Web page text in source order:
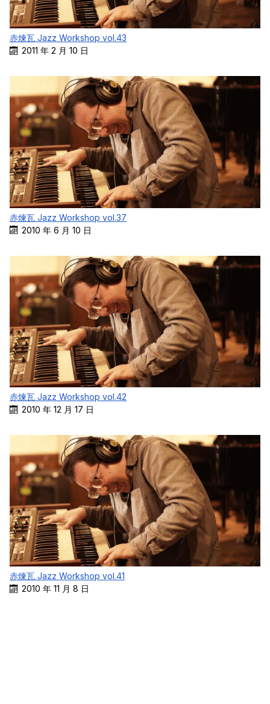
赤煉瓦 Jazz Workshop vol.43
2011 年 2 月 10 日
赤煉瓦 Jazz Workshop vol.37
2010 年 6 月 10 日
赤煉瓦 Jazz Workshop vol.42
2010 年 12 月 17 日
赤煉瓦 Jazz Workshop vol.41
2010 年 11 月 8 日